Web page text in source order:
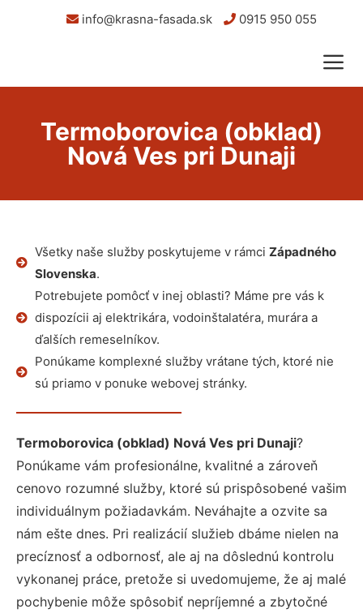
info@krasna-fasada.sk 0915 950 055
Termoborovica (obklad)
Nová Ves pri Dunaji
Všetky naše služby poskytujeme v rámci Západného
Slovenska.
Potrebujete pomôcť v inej oblasti? Máme pre vás k
dispozícii aj elektrikára, vodoinštalatéra, murára a
ďalších remeselníkov.
Ponúkame komplexné služby vrátane tých, ktoré nie
sú priamo v ponuke webovej stránky.
Termoborovica (obklad) Nová Ves pri Dunaji?
Ponúkame vám profesionálne, kvalitné a zároveň
cenovo rozumné služby, ktoré sú prispôsobené vašim
individuálnym požiadavkám. Neváhajte a ozvite sa
nám ešte dnes. Pri realizácií služieb dbáme nielen na
precíznosť a odbornosť, ale aj na dôslednú kontrolu
vykonanej práce, pretože si uvedomujeme, že aj malé
pochybenie môže spôsobiť nepríjemné a zbytočné